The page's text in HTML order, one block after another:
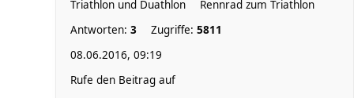
Triathlon und Duathlon
Rennrad zum Triathlon
Antworten: 3 Zugriffe: 5811
08.06.2016, 09:19
Rufe den Beitrag auf